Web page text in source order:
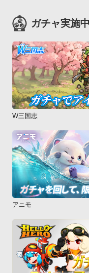
ガチャ実施
W三国志
アニモ